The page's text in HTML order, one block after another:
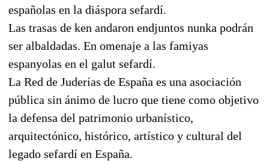
españolas en la diáspora sefardí.
Las trasas de ken andaron endjuntos nunka podrán
ser albaldadas. En omenaje a las famiyas
espanyolas en el galut sefardí.
La Red de Juderías de España es una asociación
pública sin ánimo de lucro que tiene como objetivo
la defensa del patrimonio urbanístico,
arquitectónico, histórico, artístico y cultural del
legado sefardí en España.